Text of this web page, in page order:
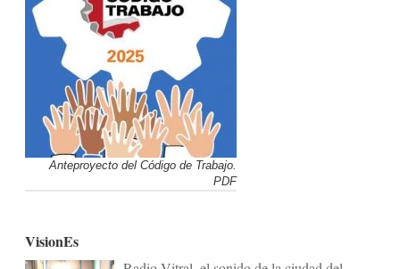
Anteproyecto del Código de Trabajo.
PDF
VisionEs